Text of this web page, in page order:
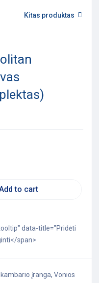
Kitas produktas
to cart
data-title="Pridėti
span>
įranga, Vonios